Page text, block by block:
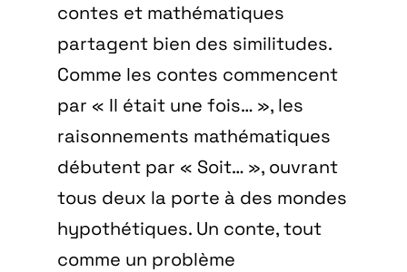
contes et mathématiques
partagent bien des similitudes.
Comme les contes commencent
par « Il était une fois… », les
raisonnements mathématiques
débutent par « Soit… », ouvrant
tous deux la porte à des mondes
hypothétiques. Un conte, tout
comme un problème